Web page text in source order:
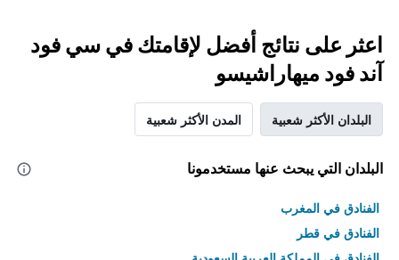
اعثر على نتائج أفضل لإقامتك في سي فود
آند فود ميهاراشيسو
البلدان الأكثر شعبية المدن الأكثر شعبية
البلدان التي يبحث عنها مستخدمونا
الفنادق في المغرب
الفنادق في قطر